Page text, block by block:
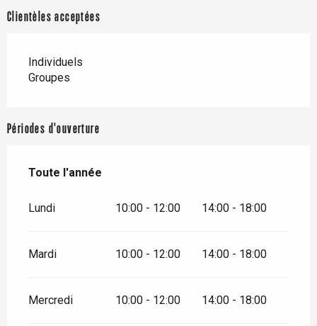
Clientèles acceptées
Individuels
Groupes
Périodes d'ouverture
Toute l'année
Toute l'année
Lundi 10:00 - 12:00 14:00 - 18:00
Mardi 10:00 - 12:00 14:00 - 18:00
Mercredi 10:00 - 12:00 14:00 - 18:00